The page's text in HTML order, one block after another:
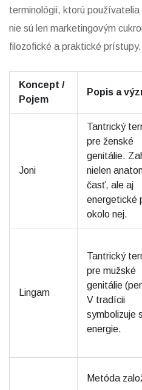
terminológii, ktorú
nie sú len marketingovým
filozofické a praktické prístupy.
Koncept /
Pojem
Popis a
Joni
Tantrický
pre ženské
genitálie.
nielen
časť, ale aj
energetické
okolo nej.
Lingam
Tantrický
pre mužské
genitálie
V tradícii
symbolizuje
energie.
Metóda